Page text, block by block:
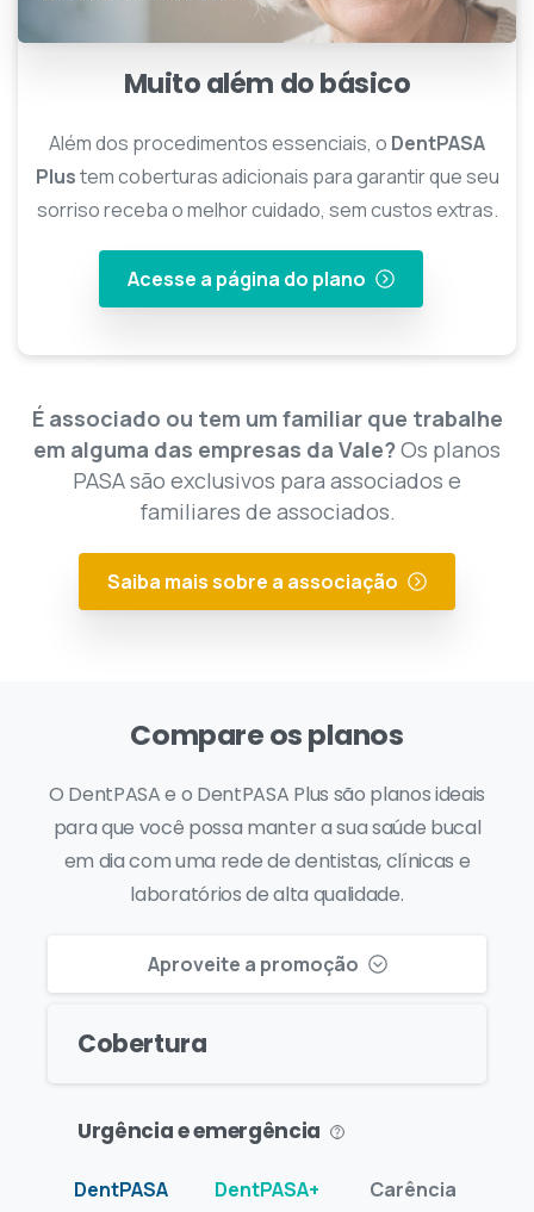
Muito além do básico
Além dos procedimentos essenciais, o DentPASA
Plustem coberturas adicionais para garantir que seu
sorriso receba o melhor cuidado, sem custos extras.
Acesse a página do plano
É associado ou tem um familiar que trabalhe
em alguma das empresas da Vale?Os planos
PASA são exclusivos para associados e
familiares de associados.
Saiba mais sobre a associação
Compare os planos
O DentPASA e o DentPASA Plus são planos ideais
para que você possa manter a sua saúde bucal
em dia com uma rede de dentistas, clínicas e
laboratórios de alta qualidade.
Aproveite a promoção
Cobertura
Urgência e emergência